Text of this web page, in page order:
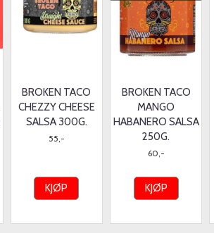
BROKEN TACO
CHEZZY CHEESE
SALSA 300G.
55,-
KJØP
BROKEN TACO
MANGO
HABANERO SALSA
250G.
60,-
KJØP